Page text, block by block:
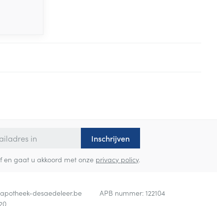
Inschrijven
en gaat u akkoord met onze privacy policy.
apotheek-desaedeleer.be APB nummer: 122104